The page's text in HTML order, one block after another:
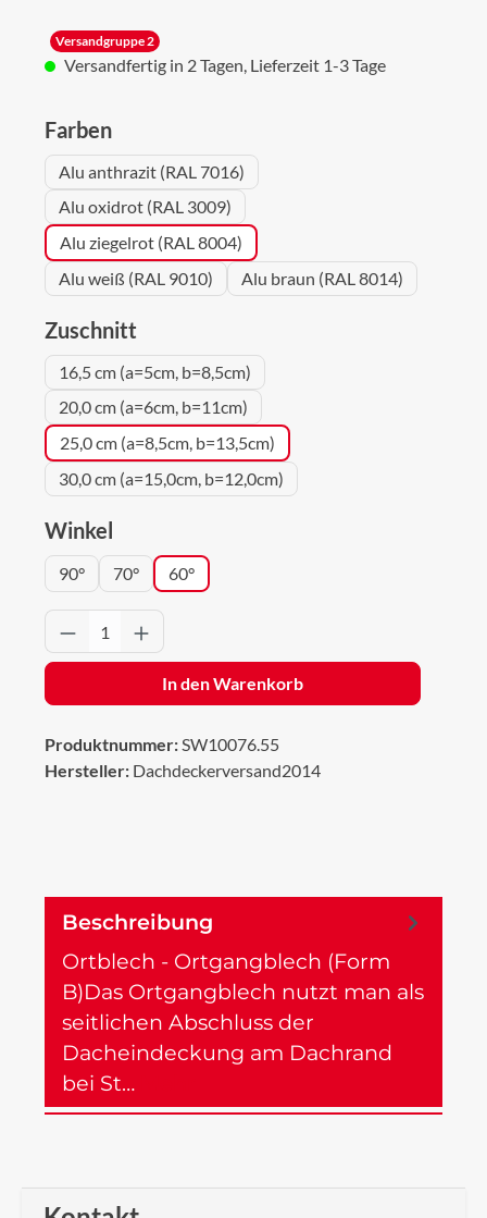
Versandgruppe 2
Versandfertig in 2 Tagen, Lieferzeit 1-3 Tage
Farbenauswählen
Alu anthrazit (RAL 7016)
Alu oxidrot (RAL 3009)
Alu ziegelrot (RAL 8004)
Alu weiß (RAL 9010)
Alu braun (RAL 8014)
Zuschnitt
16,5 cm (a=5cm, b=8,5cm)
20,0 cm (a=6cm, b=11cm)
25,0 cm (a=8,5cm, b=13,5cm)
30,0 cm (a=15,0cm, b=12,0cm)
Winkel
90° 70° 60°
Produkt Anzahl: Gib den gewünschten
In den Warenkorb
Produktnummer:SW10076.55
Hersteller: Dachdeckerversand2014
Beschreibung
Ortblech - Ortgangblech (Form
B)Das Ortgangblech nutzt man als
seitlichen Abschluss der
Dacheindeckung am Dachrand
bei St…